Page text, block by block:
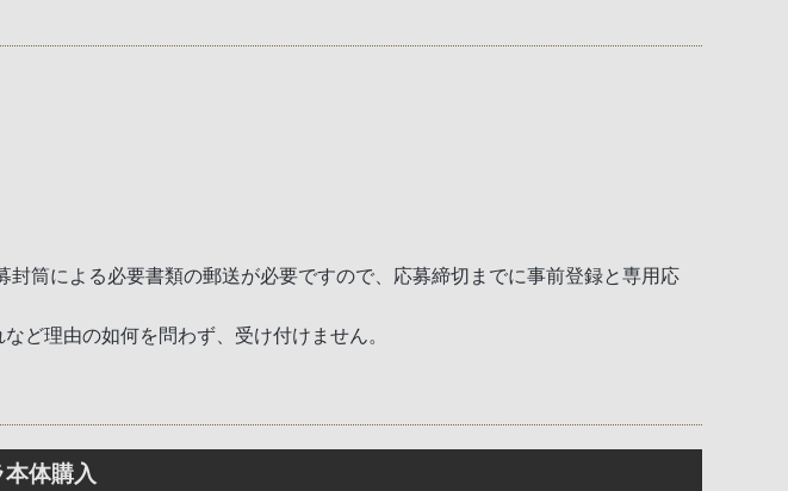
筒による必要書類の郵送が必要ですので、応募締切までに事前登録と専用応
ど理由の如何を問わず、受け付けません。
体購入